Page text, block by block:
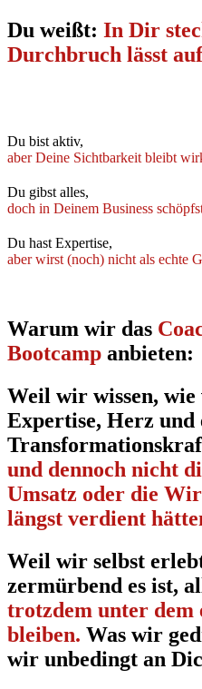
Du weißt: In Dir
Durchbruch lässt
Du bist aktiv,
aber Deine Sichtbarkeit bleibt
Du gibst alles,
doch in Deinem Business
Du hast Expertise,
aber wirst (noch) nicht als echte
Warum wir das
Bootcamp anbieten:
Weil wir wissen,
Expertise, Herz und
und dennoch nicht
Umsatz oder die
längst verdient
Weil wir selbst
zermürbend es ist,
trotzdem unter dem
bleiben. Was wir
wir unbedingt an